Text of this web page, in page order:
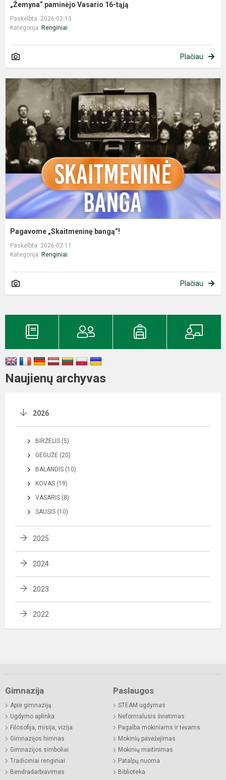
„Žemyna“ paminėjo Vasario 16-tąją
Paskelbta: 2026-02-13
Kategorija: Renginiai
Plačiau
Pagavome „Skaitmeninę bangą“!
Paskelbta: 2026-02-11
Kategorija: Renginiai
Plačiau
Naujienų archyvas
2026
BIRŽELIS (5)
GEGUŽĖ (20)
BALANDIS (10)
KOVAS (19)
VASARIS (8)
SAUSIS (10)
2025
2024
2023
2022
Gimnazija
Apie gimnaziją
Ugdymo aplinka
Filosofija, misija, vizija
Gimnazijos himnas
Gimnazijos simboliai
Tradiciniai renginiai
Bendradarbiavimas
Paslaugos
STEAM ugdymas
Neformalusis švietimas
Pagalba mokiniams ir tėvams
Mokinių pavėžėjimas
Mokinių maitinimas
Patalpų nuoma
Biblioteka